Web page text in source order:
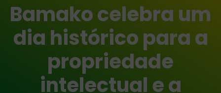
Bamako celebra um
dia histórico para a
propriedade
intelectual e a